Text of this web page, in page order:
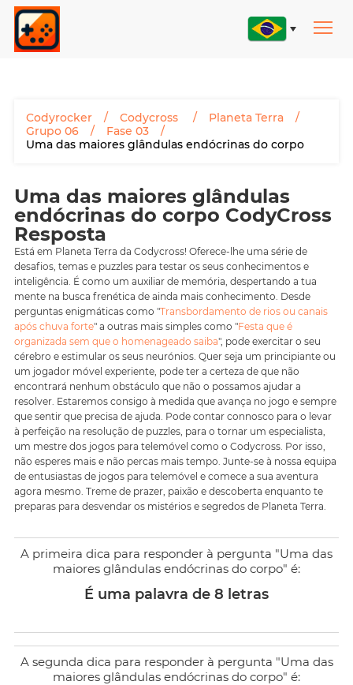
Codyrocker Codycross
Planeta Terra
Grupo 06
Fase 03
Uma das maiores glândulas endócrinas do corpo
Uma das maiores glândulas
endócrinas do corpo CodyCross
Resposta
Está em Planeta Terra da Codycross! Oferece-lhe uma série de
desafios, temas e puzzles para testar os seus conhecimentos e
inteligência. É como um auxiliar de memória, despertando a tua
mente na busca frenética de ainda mais conhecimento. Desde
perguntas enigmáticas como "Transbordamento de rios ou canais
após chuva forte" a outras mais simples como "Festa que é
organizada sem que o homenageado saiba", pode exercitar o seu
cérebro e estimular os seus neurónios. Quer seja um principiante ou
um jogador móvel experiente, pode ter a certeza de que não
encontrará nenhum obstáculo que não o possamos ajudar a
resolver. Estaremos consigo à medida que avança no jogo e sempre
que sentir que precisa de ajuda. Pode contar connosco para o levar
à perfeição na resolução de puzzles, para o tornar um especialista,
um mestre dos jogos para telemóvel como o Codycross. Por isso,
não esperes mais e não percas mais tempo. Junte-se à nossa equipa
de entusiastas de jogos para telemóvel e comece a sua aventura
agora mesmo. Treme de prazer, paixão e descoberta enquanto te
preparas para desvendar os mistérios e segredos de Planeta Terra.
A primeira dica para responder à pergunta "Uma das
maiores glândulas endócrinas do corpo" é:
É uma palavra de 8 letras
A segunda dica para responder à pergunta "Uma das
maiores glândulas endócrinas do corpo" é: